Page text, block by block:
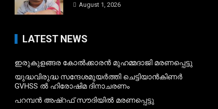
August 1, 2026
LATEST NEWS
ഇരുകുളങ്ങര കോൽക്കാരൻ മുഹമ്മദാജി മരണപ്പെട്ടു
യുദ്ധവിരുദ്ധ സന്ദേശമുയർത്തി ചെട്ടിയാൻകിണർ
GVHSS ൽ ഹിരോഷിമ ദിനാചരണം
പറമ്പൻ അഷ്‌റഫ് സൗദിയിൽ മരണപ്പെട്ടു